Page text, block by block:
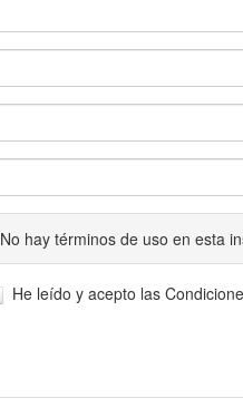
No hay términos de uso en esta
He leído y acepto las